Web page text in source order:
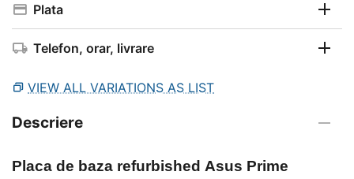
Plata
Telefon, orar, livrare
VIEW ALL VARIATIONS AS LIST
Descriere
Placa de baza refurbished Asus Prime